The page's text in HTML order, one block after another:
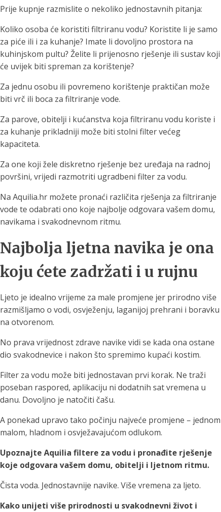
Prije kupnje razmislite o nekoliko jednostavnih pitanja:
Koliko osoba će koristiti filtriranu vodu? Koristite li je samo
za piće ili i za kuhanje? Imate li dovoljno prostora na
kuhinjskom pultu? Želite li prijenosno rješenje ili sustav koji
će uvijek biti spreman za korištenje?
Za jednu osobu ili povremeno korištenje praktičan može
biti vrč ili boca za filtriranje vode.
Za parove, obitelji i kućanstva koja filtriranu vodu koriste i
za kuhanje prikladniji može biti stolni filter većeg
kapaciteta.
Za one koji žele diskretno rješenje bez uređaja na radnoj
površini, vrijedi razmotriti ugradbeni filter za vodu.
Na Aquilia.hr možete pronaći različita rješenja za filtriranje
vode te odabrati ono koje najbolje odgovara vašem domu,
navikama i svakodnevnom ritmu.
Najbolja ljetna navika je ona
koju ćete zadržati i u rujnu
Ljeto je idealno vrijeme za male promjene jer prirodno više
razmišljamo o vodi, osvježenju, laganijoj prehrani i boravku
na otvorenom.
No prava vrijednost zdrave navike vidi se kada ona ostane
dio svakodnevice i nakon što spremimo kupaći kostim.
Filter za vodu može biti jednostavan prvi korak. Ne traži
poseban raspored, aplikaciju ni dodatnih sat vremena u
danu. Dovoljno je natočiti čašu.
A ponekad upravo tako počinju najveće promjene – jednom
malom, hladnom i osvježavajućom odlukom.
Upoznajte Aquilia filtere za vodu i pronađite rješenje
koje odgovara vašem domu, obitelji i ljetnom ritmu.
Čista voda. Jednostavnije navike. Više vremena za ljeto.
Kako unijeti više prirodnosti u svakodnevni život i